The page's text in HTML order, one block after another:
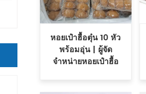
หอยเป๋าฮื้อตุ๋น 10 หัว
พร้อมอุ่น | ผู้จัด
จำหน่ายหอยเป๋าฮื้อ